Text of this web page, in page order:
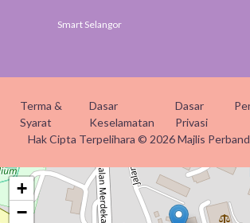
Smart Selangor
Terma &
Syarat
Dasar
Keselamatan
Dasar
Privasi
Hak Cipta Terpelihara © 2026 Majlis
+
−